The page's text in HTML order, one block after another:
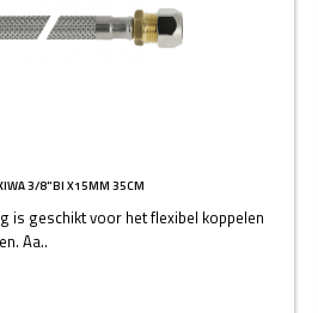
KIWA 3/8"BI X15MM 35CM
is geschikt voor het flexibel koppelen
Aa..